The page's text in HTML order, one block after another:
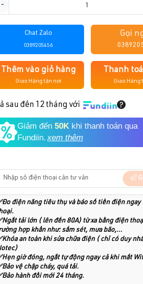
-
Chat Zalo
0389205456
Gọi
Thêm vào giỏ hàng
Giao Hàng tận nơi
Thanh
Giao Hàng
sau đến 12 tháng với
Giảm đến 50K khi thanh toán qua
Fundiin. xem thêm
điện năng tiêu thụ và báo số tiền điện
tải lớn ( lên đến 80A) từ xa bằng điện
hợp khẩn như: sấm sét, mưa bão,…
an toàn khi sửa chữa điện ( chỉ có duy
giờ đóng, ngắt tự động ngay cả khi mất
vệ chập cháy, quá tải.
hành đổi mới 24 tháng.